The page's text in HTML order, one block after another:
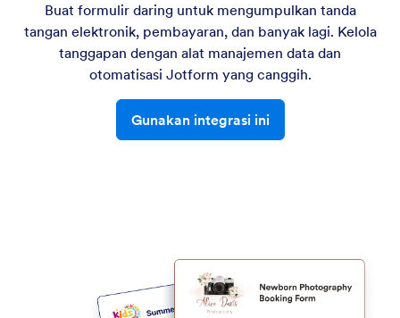
Buat formulir daring untuk mengumpulkan tanda
tangan elektronik, pembayaran, dan banyak lagi. Kelola
tanggapan dengan alat manajemen data dan
otomatisasi Jotform yang canggih.
Gunakan integrasi ini